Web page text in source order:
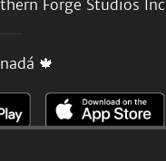
Forge Studios Inc
🍁